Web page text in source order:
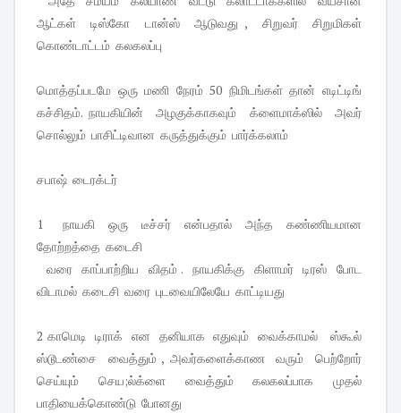
ஆட்கள் டிஸ்கோ டான்ஸ் ஆடுவது , சிறுவர் சிறுமிகள்
கொண்டாட்டம் கலகலப்பு
மொத்தப்படமே ஒரு மணி நேரம் 50 நிமிடங்கள் தான் எடிட்டிங்
கச்சிதம். நாயகியின் அழகுக்காகவும் க்ளைமாக்ஸில் அவர்
சொல்லும் பாசிட்டிவான கருத்துக்கும் பார்க்கலாம்
சபாஷ் டைரக்டர்
1 நாயகி ஒரு டீச்சர் என்பதால் அந்த கண்ணியமான
தோற்றத்தை கடைசி
வரை காப்பாற்றிய விதம் . நாயகிக்கு கிளாமர் டிரஸ் போட
விடாமல் கடைசி வரை புடவையிலேயே காட்டியது
2 காமெடி டிராக் என தனியாக எதுவும் வைக்காமல் ஸ்கூல்
ஸ்டூடண்சை வைத்தும் , அவர்களைக்காண வரும் பெற்றோர்
செய்யும் செய;ல்க்ளை வைத்தும் கலகலப்பாக முதல்
பாதியைக்கொண்டு போனது